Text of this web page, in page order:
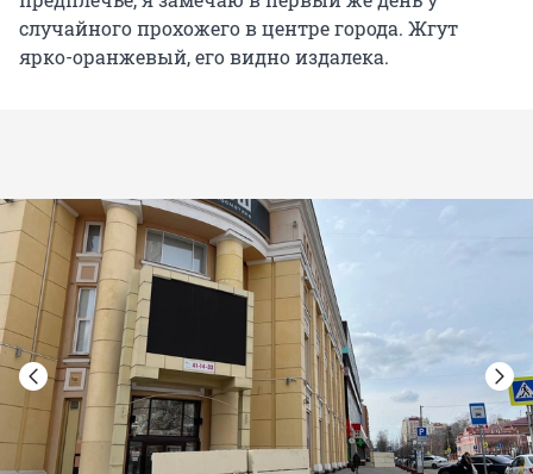
случайного прохожего в центре города. Жгут
ярко-оранжевый, его видно издалека.